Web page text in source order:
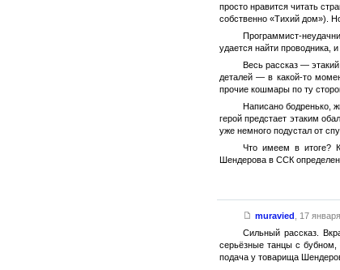
просто нравится читать
собственно «Тихий дом»).
Программист-
удается найти проводника,
Весь рассказ —
деталей — в какой-то
прочие кошмары по ту
Написано бодренько,
герой предстает этаким
уже немного подустал от
Что имеем в итоге?
Шендерова в ССК
muravied
17
Сильный рассказ.
серьёзные танцы с бубном,
подача у товарища